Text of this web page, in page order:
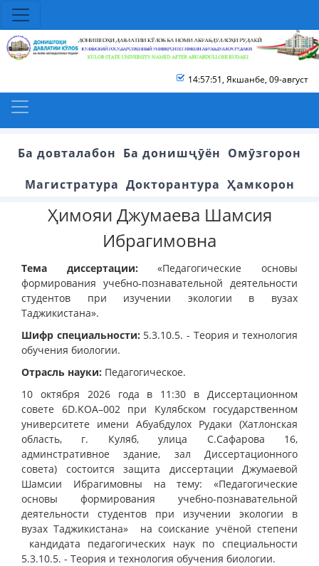
14:57:51, Якшанбе, 09-август
Ба довталабон Ба донишҷӯён Омӯзгорон
Магистратура Докторантура Ҳамкорон
Ҳимояи Джумаева Шамсия
Ибрагимовна
Тема диссертации: «Педагогические основы
формирования учебно-познавательной деятельности
студентов при изучении экологии в вузах
Таджикистана».
Шифр специальности: 5.3.10.5. - Теория и технология
обучения биологии.
Отрасль науки: Педагогическое.
10 октября 2026 года в 11:30 в Диссертационном
совете 6D.KOA–002 при Кулябском государственном
университете имени Абуабдулох Рудаки (Хатлонская
область, г. Куляб, улица С.Сафарова 16,
админстративное здание, зал Диссертационного
совета) состоится защита диссертации Джумаевой
Шамсии Ибрагимовны на тему: «Педагогические
основы формирования учебно-познавательной
деятельности студентов при изучении экологии в
вузах Таджикистана» на соискание учёной степени
кандидата педагогических наук по специальности
5.3.10.5. - Теория и технология обучения биологии.